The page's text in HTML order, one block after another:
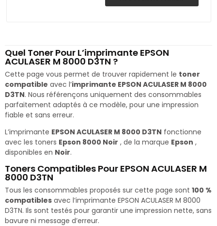
Quel Toner Pour L’imprimante EPSON
ACULASER M 8000 D3TN ?
Cette page vous permet de trouver rapidement le toner
compatible avec l’imprimante EPSON ACULASER M 8000
D3TN. Nous référençons uniquement des consommables
parfaitement adaptés à ce modèle, pour une impression
fiable et sans erreur.
L’imprimante EPSON ACULASER M 8000 D3TN fonctionne
avec les toners Epson 8000 Noir , de la marque Epson ,
disponibles en Noir.
Toners Compatibles Pour EPSON ACULASER M
8000 D3TN
Tous les consommables proposés sur cette page sont 100 %
compatibles avec l’imprimante EPSON ACULASER M 8000
D3TN. Ils sont testés pour garantir une impression nette, sans
bavure ni message d’erreur.